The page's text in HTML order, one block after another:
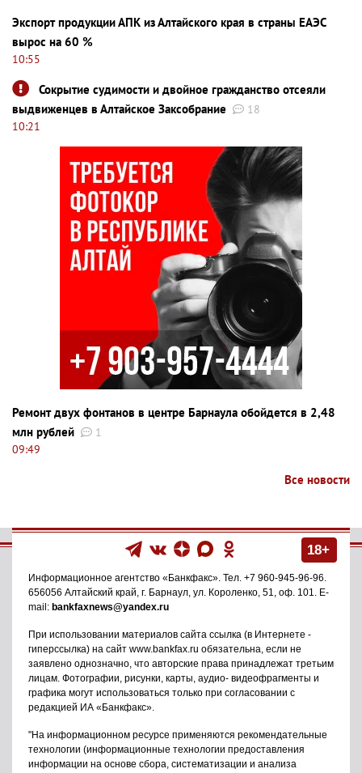
Экспорт продукции АПК из Алтайского края в страны ЕАЭС
вырос на 60 %
10:55
Сокрытие судимости и двойное гражданство отсеяли
выдвиженцев в Алтайское Заксобрание
18
10:21
Ремонт двух фонтанов в центре Барнаула обойдется в 2,48
млн рублей
1
09:49
Все новости
18+
Информационное агентство «Банкфакс» . Тел. +7 960-945-96-96
656056 Алтайский край, г. Барнаул ул. Короленко, 51, оф. 101
. E-
mail: bankfaxnews@yandex.ru
При использовании материалов сайта ссылка (в Интернете -
гиперссылка) на сайт www.bankfax.ru обязательна, если не
заявлено однозначно, что авторские права принадлежат третьим
лицам. Фотографии, рисунки, карты, аудио- видеофрагменты и
графика могут использоваться только при согласовании с
редакцией ИА «Банкфакс».
"На информационном ресурсе применяются рекомендательные
технологии (информационные технологии предоставления
информации на основе сбора, систематизации и анализа